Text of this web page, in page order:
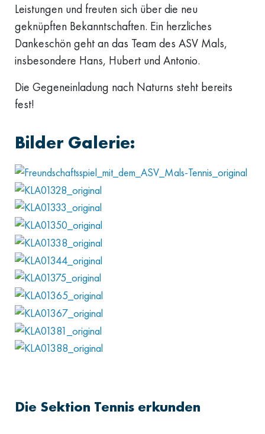
Leistungen und freuten sich über die neu
geknüpften Bekanntschaften. Ein herzliches
Dankeschön geht an das Team des ASV Mals,
insbesondere Hans, Hubert und Antonio.
Die Gegeneinladung nach Naturns steht bereits
fest!
Bilder Galerie:
Die Sektion Tennis erkunden